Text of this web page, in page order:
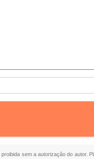
sem a autorização do autor.